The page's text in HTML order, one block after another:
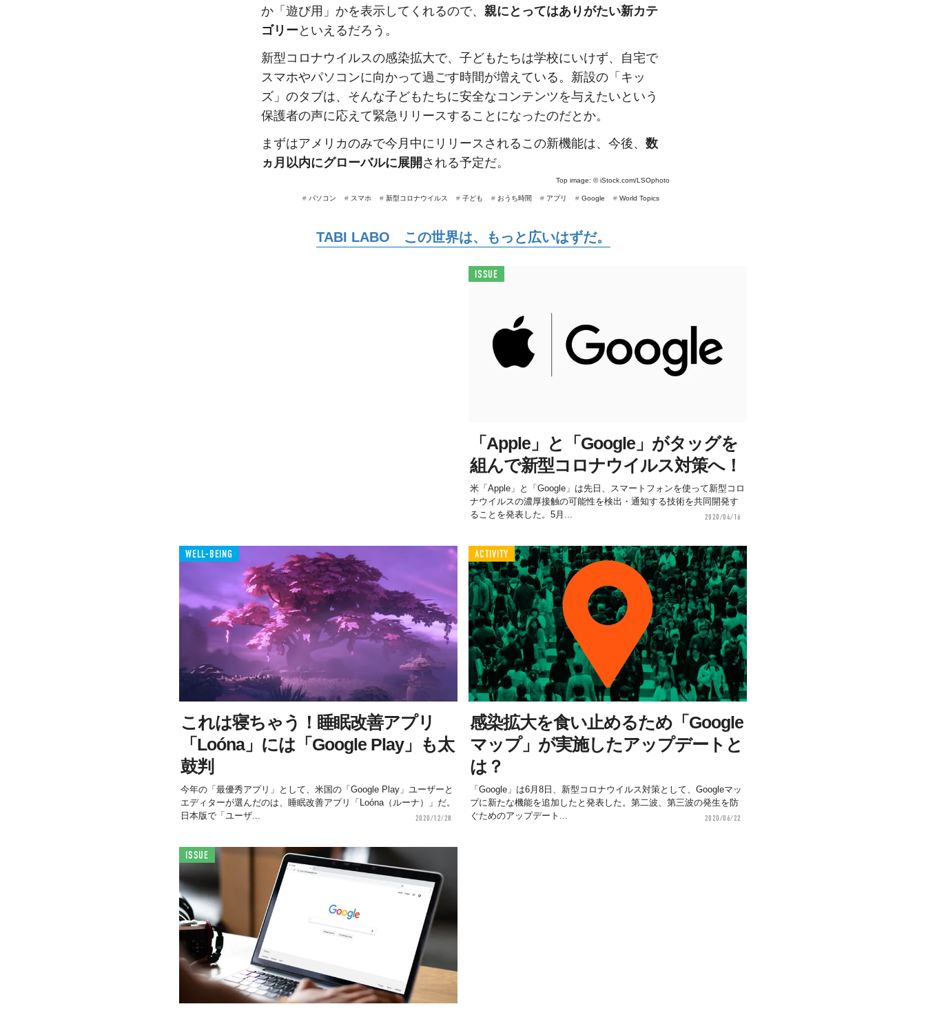
か「遊び用」かを表示してくれるので、 親にとってはありがたい新カテ
ゴリーといえるだろう。
新型コロナウイルスの感染拡大で、子どもたちは学校にいけず、自宅で
スマホやパソコンに向かって過ごす時間が増えている。新設の「キッ
ズ」のタブは、そんな子どもたちに安全なコンテンツを与えたいという
保護者の声に応えて緊急リリースすることになったのだとか。
まずはアメリカのみで今月中にリリースされるこの新機能は、今後、 数
ヵ月以内にグローバルに展開 される予定だ。
Top image: ©iStock.com/LSOphoto
# World Topics
# Google
# アプリ
# おうち時間
# 子ども
# 新型コロナウイルス
# スマホ
# パソコン
TABI LABO この世界は、もっと広いはずだ。
ISSUE
「Apple」と「Google」がタッグを
組んで新型コロナウイルス対策へ！
米「Apple」と「Google」は先日、スマートフォンを使って新型コロ
ナウイルスの濃厚接触の可能性を検出・通知する技術を共同開発す
ることを発表した。5月...
2020/04/16
WELL-BEING
これは寝ちゃう！睡眠改善アプリ
「Loóna」には「Google Play」も太
鼓判
今年の「最優秀アプリ」として、米国の「Google Play」ユーザーと
エディターが選んだのは、睡眠改善アプリ「Loóna（ルーナ）」だ。
日本版で「ユーザ...
2020/12/28
ACTIVITY
感染拡大を食い止めるため「Google
マップ」が実施したアップデートと
は？
「Google」は6月8日、新型コロナウイルス対策として、Googleマッ
プに新たな機能を追加したと発表した。第二波、第三波の発生を防
ぐためのアップデート...
2020/06/22
ISSUE